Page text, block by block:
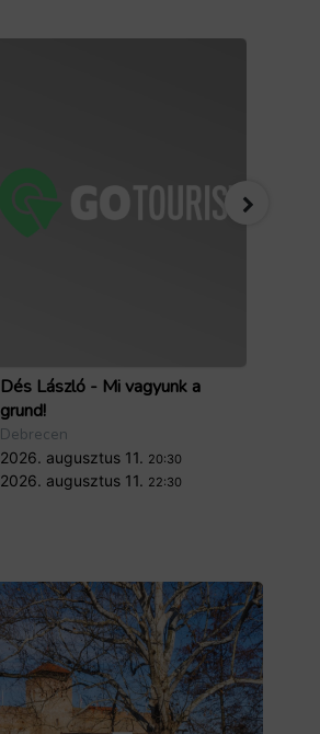
Dés László - Mi vagyunk a
grund!
Debrecen
2026. augusztus 11. 20:30
2026. augusztus 11. 22:30